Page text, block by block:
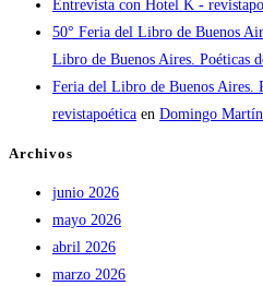
Entrevista con Hotel K -
50° Feria del Libro de Buenos
Libro de Buenos Aires. Poéticas
Feria del Libro de Buenos Aires.
revistapoética en Domingo
Archivos
junio 2026
mayo 2026
abril 2026
marzo 2026